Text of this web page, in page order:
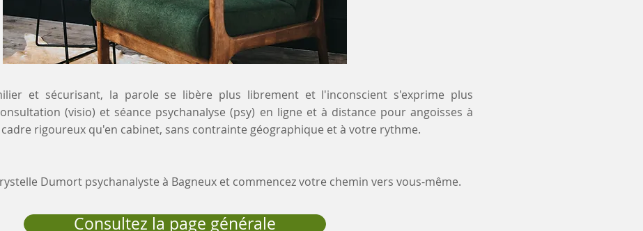
et sécurisant, la parole se libère plus librement et l'inconscient s'exprime plus
(visio) et séance psychanalyse (psy) en ligne et à distance pour angoisses à
rigoureux qu'en cabinet, sans contrainte géographique et à votre rythme.
Dumort psychanalyste à Bagneux et commencez votre chemin vers vous-même.
Consultez la page générale